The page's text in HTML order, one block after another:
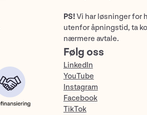
PS!Vi har løsninger for
utenfor åpningstid, ta
nærmere avtale.
Følg oss
LinkedIn
YouTube
Instagram
Facebook
TikTok